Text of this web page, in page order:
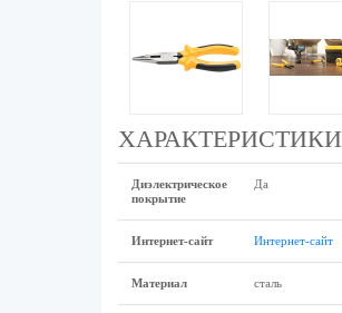
ХАРАКТЕРИСТИКИ
Диэлектрическое
покрытие
Да
Интернет-сайт Интернет-сайт
Материал сталь